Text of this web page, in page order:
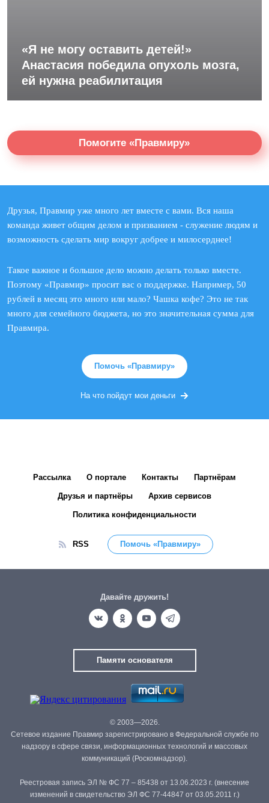
«Я не могу оставить детей!»
Анастасия победила опухоль мозга,
ей нужна реабилитация
Помогите «Правмиру»
Друзья, Правмир уже много лет вместе с вами. Вся наша
команда живет общим делом и призванием - служение людям и
возможность сделать мир вокруг добрее и милосерднее!
Такое важное и большое дело можно делать только вместе.
Поэтому «Правмир» просит вас о поддержке. Например, 50
рублей в месяц это много или мало? Чашка кофе? Это не так
много для семейного бюджета, но это значительная сумма для
Правмира.
Помочь «Правмиру»
На что пойдут мои деньги
Рассылка О портале Контакты Партнёрам
Друзья и партнёры Архив сервисов
Политика конфиденциальности
RSS Помочь «Правмиру»
Давайте дружить!
Памяти основателя
© 2003—2026.
Сетевое издание Правмир зарегистрировано в Федеральной службе по
надзору в сфере связи, информационных технологий и массовых
коммуникаций (Роскомнадзор).
Реестровая запись ЭЛ № ФС 77 – 85438 от 13.06.2023 г. (внесение
изменений в свидетельство ЭЛ ФС 77-44847 от 03.05.2011 г.)